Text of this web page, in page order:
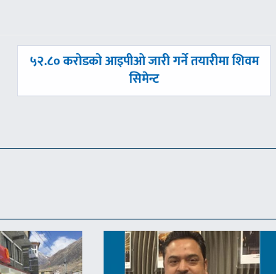
अघिल्लाे
५२.८० करोडको आइपीओ जारी गर्ने तयारीमा शिवम
सिमेन्ट